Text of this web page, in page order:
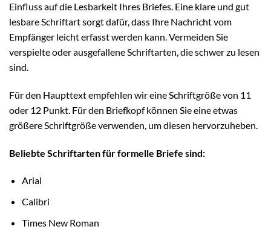
Einfluss auf die Lesbarkeit Ihres Briefes. Eine klare und gut
lesbare Schriftart sorgt dafür, dass Ihre Nachricht vom
Empfänger leicht erfasst werden kann. Vermeiden Sie
verspielte oder ausgefallene Schriftarten, die schwer zu lesen
sind.
Für den Haupttext empfehlen wir eine Schriftgröße von 11
oder 12 Punkt. Für den Briefkopf können Sie eine etwas
größere Schriftgröße verwenden, um diesen hervorzuheben.
Beliebte Schriftarten für formelle Briefe sind:
Arial
Calibri
Times New Roman